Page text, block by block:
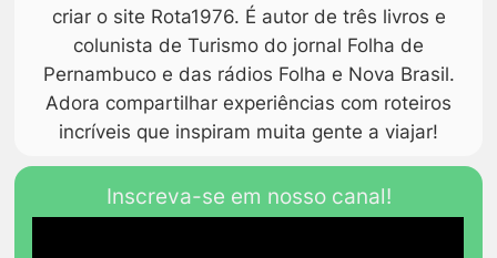
criar o site Rota1976. É autor de três livros e
colunista de Turismo do jornal Folha de
Pernambuco e das rádios Folha e Nova Brasil.
Adora compartilhar experiências com roteiros
incríveis que inspiram muita gente a viajar!
Inscreva-se em nosso canal!